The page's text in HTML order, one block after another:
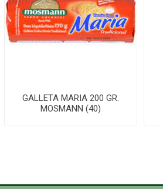
GALLETA MARIA 200 GR.
MOSMANN (40)